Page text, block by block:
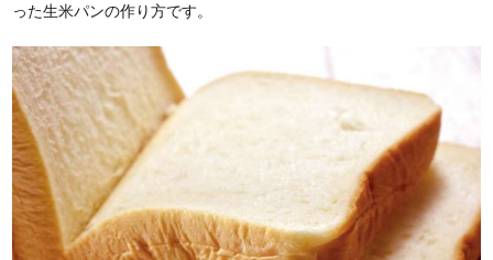
った生米パンの作り方です。